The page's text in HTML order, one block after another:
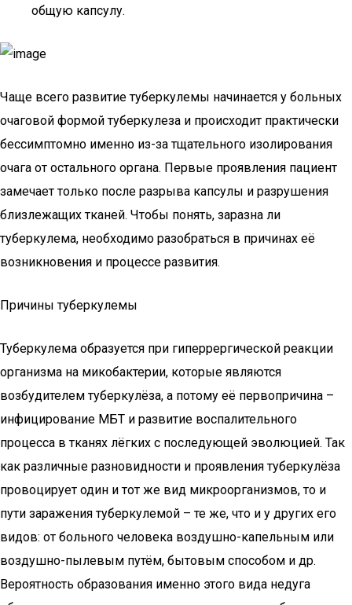
общую капсулу.
Чаще всего развитие туберкулемы начинается у больных
очаговой формой туберкулеза и происходит практически
бессимптомно именно из-за тщательного изолирования
очага от остального органа. Первые проявления пациент
замечает только после разрыва капсулы и разрушения
близлежащих тканей. Чтобы понять, заразна ли
туберкулема, необходимо разобраться в причинах её
возникновения и процессе развития.
Причины туберкулемы
Туберкулема образуется при гиперрергической реакции
организма на микобактерии, которые являются
возбудителем туберкулёза, а потому её первопричина –
инфицирование МБТ и развитие воспалительного
процесса в тканях лёгких с последующей эволюцией. Так
как различные разновидности и проявления туберкулёза
провоцирует один и тот же вид микроорганизмов, то и
пути заражения туберкулемой – те же, что и у других его
видов: от больного человека воздушно-капельным или
воздушно-пылевым путём, бытовым способом и др.
Вероятность образования именно этого вида недуга